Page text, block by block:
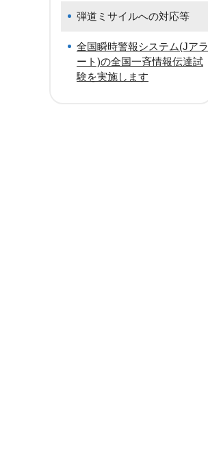
弾道ミサイルへの対応等
全国瞬時警報システム(Jアラ
ート)の全国一斉情報伝達試
験を実施します